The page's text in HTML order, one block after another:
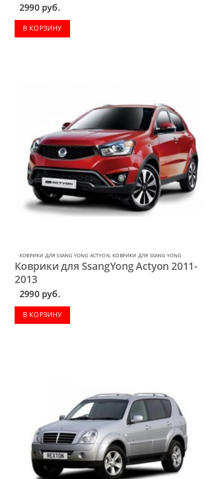
2990 руб.
В КОРЗИНУ
КОВРИКИ ДЛЯ SSANG YONG ACTYON, КОВРИКИ ДЛЯ SSANG YONG
Коврики для SsangYong Actyon 2011-
2013
2990 руб.
В КОРЗИНУ